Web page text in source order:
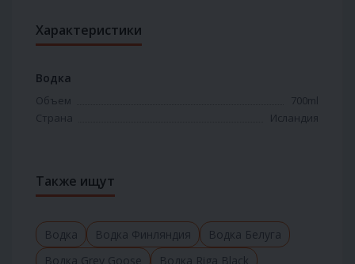
Характеристики
Водка
Объем
700ml
Страна
Исландия
Также ищут
Водка Водка Финляндия
Водка Белуга
Водка Grey Goose
Водка Riga Black